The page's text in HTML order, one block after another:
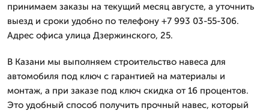
принимаем заказы на текущий месяц августе, а уточнить
выезд и сроки удобно по телефону +7 993 03-55-306.
Адрес офиса улица Дзержинского, 25.
В Казани мы выполняем строительство навеса для
автомобиля под ключ с гарантией на материалы и
монтаж, а при заказе под ключ скидка от 16 процентов.
Это удобный способ получить прочный навес, который